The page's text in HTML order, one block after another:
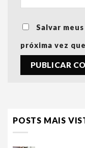
Salvar
próxima vez
POSTS MAIS